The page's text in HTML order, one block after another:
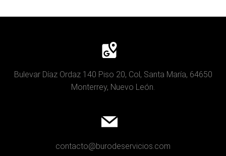
Bulevar Díaz Ordaz 140 Piso 20, Col, Santa María, 64650
Monterrey, Nuevo León.
contacto@burodeservicios.com